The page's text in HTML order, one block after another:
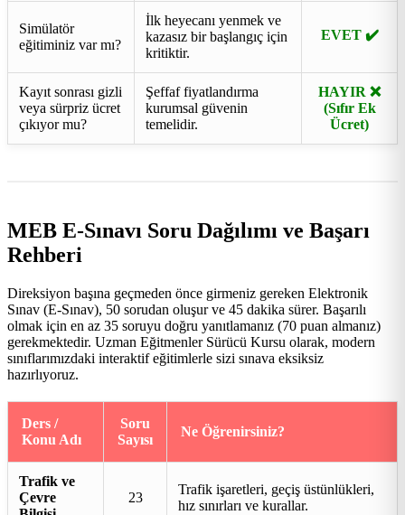
Simülatör
eğitiminiz var mı?
İlk heyecanı yenmek ve
kazasız bir başlangıç için
kritiktir.
EVET ✔️
Kayıt sonrası gizli
veya sürpriz ücret
çıkıyor mu?
Şeffaf fiyatlandırma
kurumsal güvenin
temelidir.
HAYIR ❌
(Sıfır Ek
Ücret)
MEB E-Sınavı Soru Dağılımı ve Başarı
Rehberi
Direksiyon başına geçmeden önce girmeniz gereken Elektronik
Sınav (E-Sınav), 50 sorudan oluşur ve 45 dakika sürer. Başarılı
olmak için en az 35 soruyu doğru yanıtlamanız (70 puan almanız)
gerekmektedir. Uzman Eğitmenler Sürücü Kursu olarak, modern
sınıflarımızdaki interaktif eğitimlerle sizi sınava eksiksiz
hazırlıyoruz.
Ders /
Konu Adı
Soru
Sayısı
Ne Öğrenirsiniz?
Trafik ve
Çevre
23
Trafik işaretleri, geçiş üstünlükleri,
hız sınırları ve kurallar.